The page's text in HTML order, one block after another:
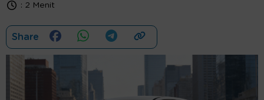
: 2 Menit
Share